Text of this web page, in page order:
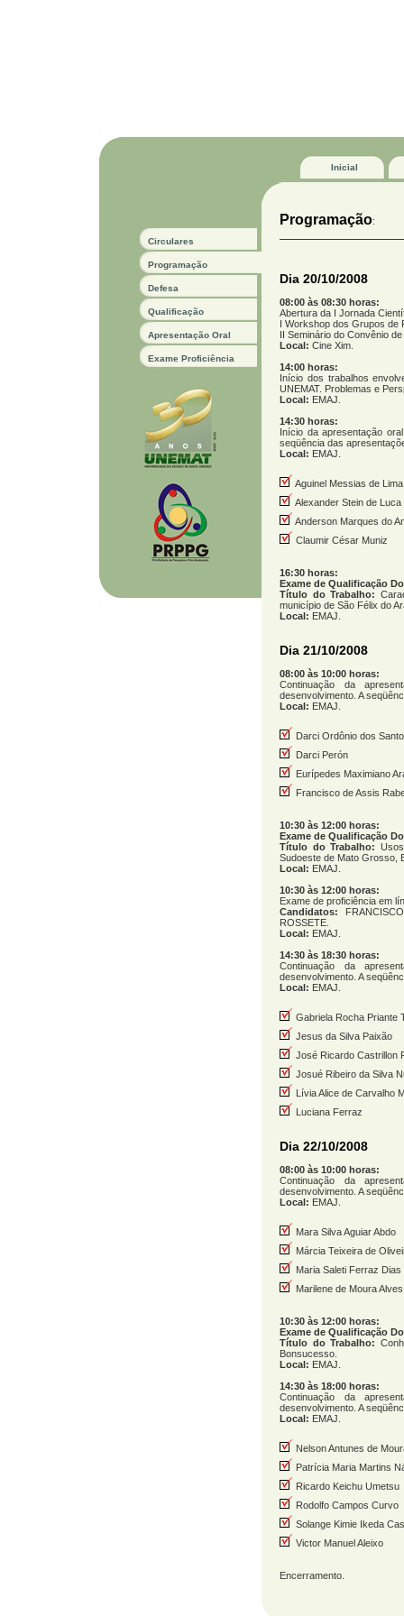
Inicial
Circulares
Programação
Defesa
Qualificação
Apresentação Oral
Exame Proficiência
Programação:
Dia 20/10/2008
08:00 às 08:30 horas:
Abertura da I Jornada
I Workshop dos Grupos de
II Seminário do Convênio
Local: Cine Xim.
14:00 horas:
Início dos trabalhos
UNEMAT. Problemas e
Local: EMAJ.
14:30 horas:
Início da apresentação
seqüência das
Local: EMAJ.
Aguinel Messias de Lima
Alexander Stein de Luca
Anderson Marques do
Claumir César Muniz
16:30 horas:
Exame de Qualificação
Título do Trabalho:
município de São Félix do
Local: EMAJ.
Dia 21/10/2008
08:00 às 10:00 horas:
Continuação da
desenvolvimento. A
Local: EMAJ.
Darci Ordônio dos
Darci Perón
Eurípedes Maximiano
Francisco de Assis
10:30 às 12:00 horas:
Exame de Qualificação
Título do Trabalho:
Sudoeste de Mato Grosso,
Local: EMAJ.
10:30 às 12:00 horas:
Exame de proficiência em
Candidatos:
ROSSETE.
Local: EMAJ.
14:30 às 18:30 horas:
Continuação da
desenvolvimento. A
Local: EMAJ.
Gabriela Rocha Priante
Jesus da Silva Paixão
José Ricardo Castrillon
Josué Ribeiro da Silva
Lívia Alice de Carvalho
Luciana Ferraz
Dia 22/10/2008
08:00 às 10:00 horas:
Continuação da
desenvolvimento. A
Local: EMAJ.
Mara Silva Aguiar Abdo
Márcia Teixeira de
Maria Saleti Ferraz
Marilene de Moura Alves
10:30 às 12:00 horas:
Exame de Qualificação
Título do Trabalho:
Bonsucesso.
Local: EMAJ.
14:30 às 18:00 horas:
Continuação da
desenvolvimento. A
Local: EMAJ.
Nelson Antunes de
Patrícia Maria Martins
Ricardo Keichu Umetsu
Rodolfo Campos Curvo
Solange Kimie Ikeda
Victor Manuel Aleixo
Encerramento.